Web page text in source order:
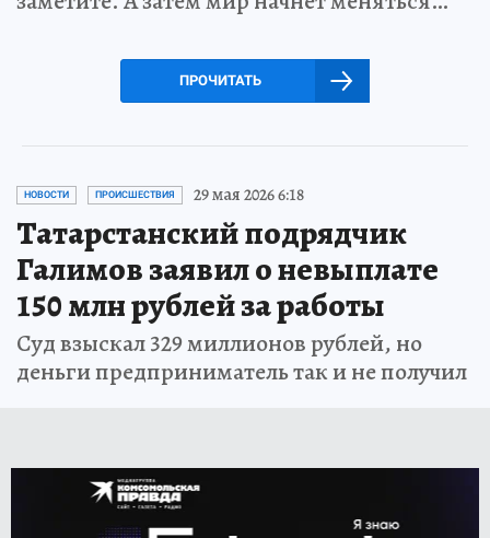
ПРОЧИТАТЬ
НОВОСТИ ПРОИСШЕСТВИЯ 29 мая 2026 6:18
Татарстанский подрядчик
Галимов заявил о невыплате
150 млн рублей за работы
Суд взыскал 329 миллионов рублей, но
деньги предприниматель так и не получил